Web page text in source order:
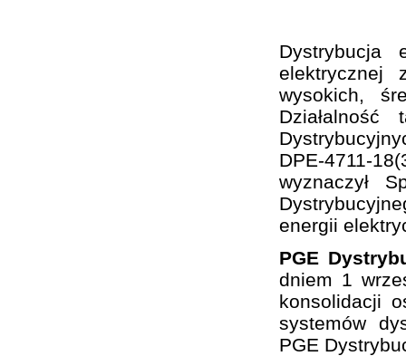
Dystrybucja
elektrycznej
wysokich,
DPE-4711-
wyznaczył
energii
PGE
dniem 1
konsolidacji
systemów
PGE